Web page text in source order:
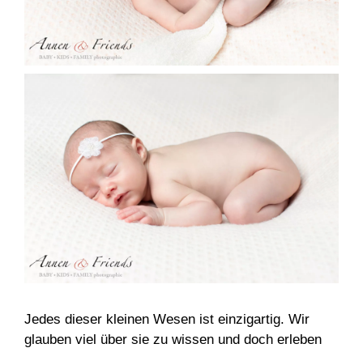
Newborn-Shooting
Jedes dieser kleinen Wesen ist einzigartig. Wir
glauben viel über sie zu wissen und doch erleben